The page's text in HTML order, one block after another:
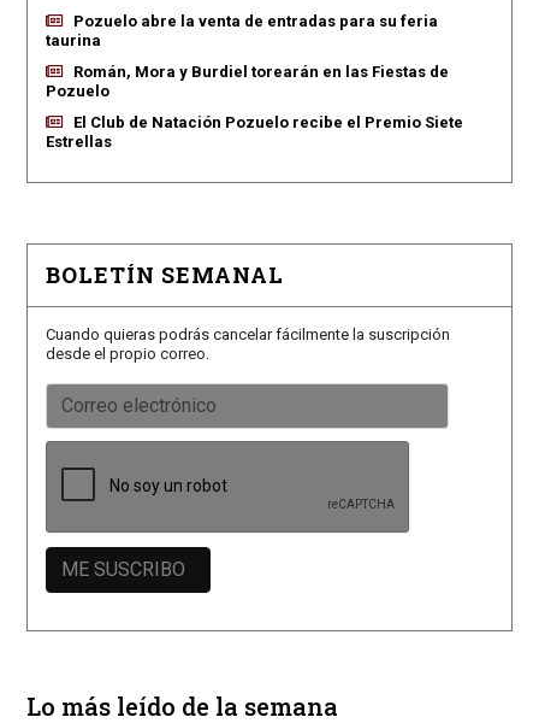
Pozuelo abre la venta de entradas para su feria
taurina
Román, Mora y Burdiel torearán en las Fiestas de
Pozuelo
El Club de Natación Pozuelo recibe el Premio Siete
Estrellas
BOLETÍN SEMANAL
Cuando quieras podrás cancelar fácilmente la suscripción
desde el propio correo.
Lo más leído de la semana